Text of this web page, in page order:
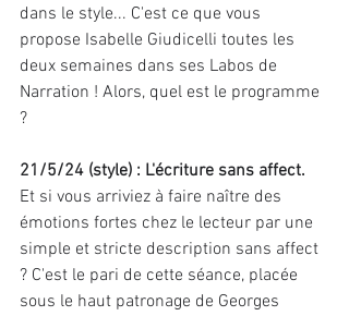
dans le style... C'est ce que vous
propose Isabelle Giudicelli toutes les
deux semaines dans ses Labos de
Narration ! Alors, quel est le programme
?
21/5/24 (style) : L'écriture sans affect.
Et si vous arriviez à faire naître des
émotions fortes chez le lecteur par une
simple et stricte description sans affect
? C'est le pari de cette séance, placée
sous le haut patronage de Georges